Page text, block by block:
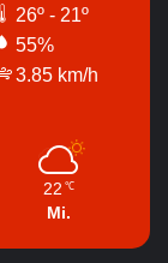
26º - 21º
55%
3.85 km/h
22 ℃
Mi.